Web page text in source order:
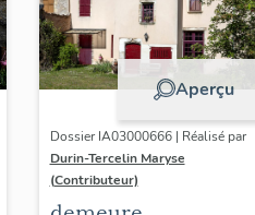
Aperçu
Dossier IA03000666 | Réalisé par
Durin-Tercelin Maryse
(Contributeur)